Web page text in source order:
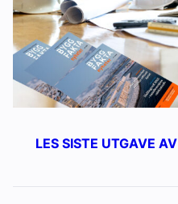
LES SISTE UTGAVE